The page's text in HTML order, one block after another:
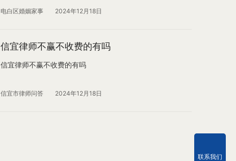
电白区婚姻家事 2024年12月18日
信宜律师不赢不收费的有吗
信宜律师不赢不收费的有吗
信宜市律师问答 2024年12月18日
联系我们